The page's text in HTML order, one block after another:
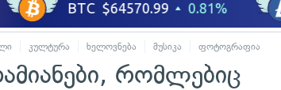
კულტურა ხელოვნება მუსიკა ფოტოგრაფია
რომლებიც